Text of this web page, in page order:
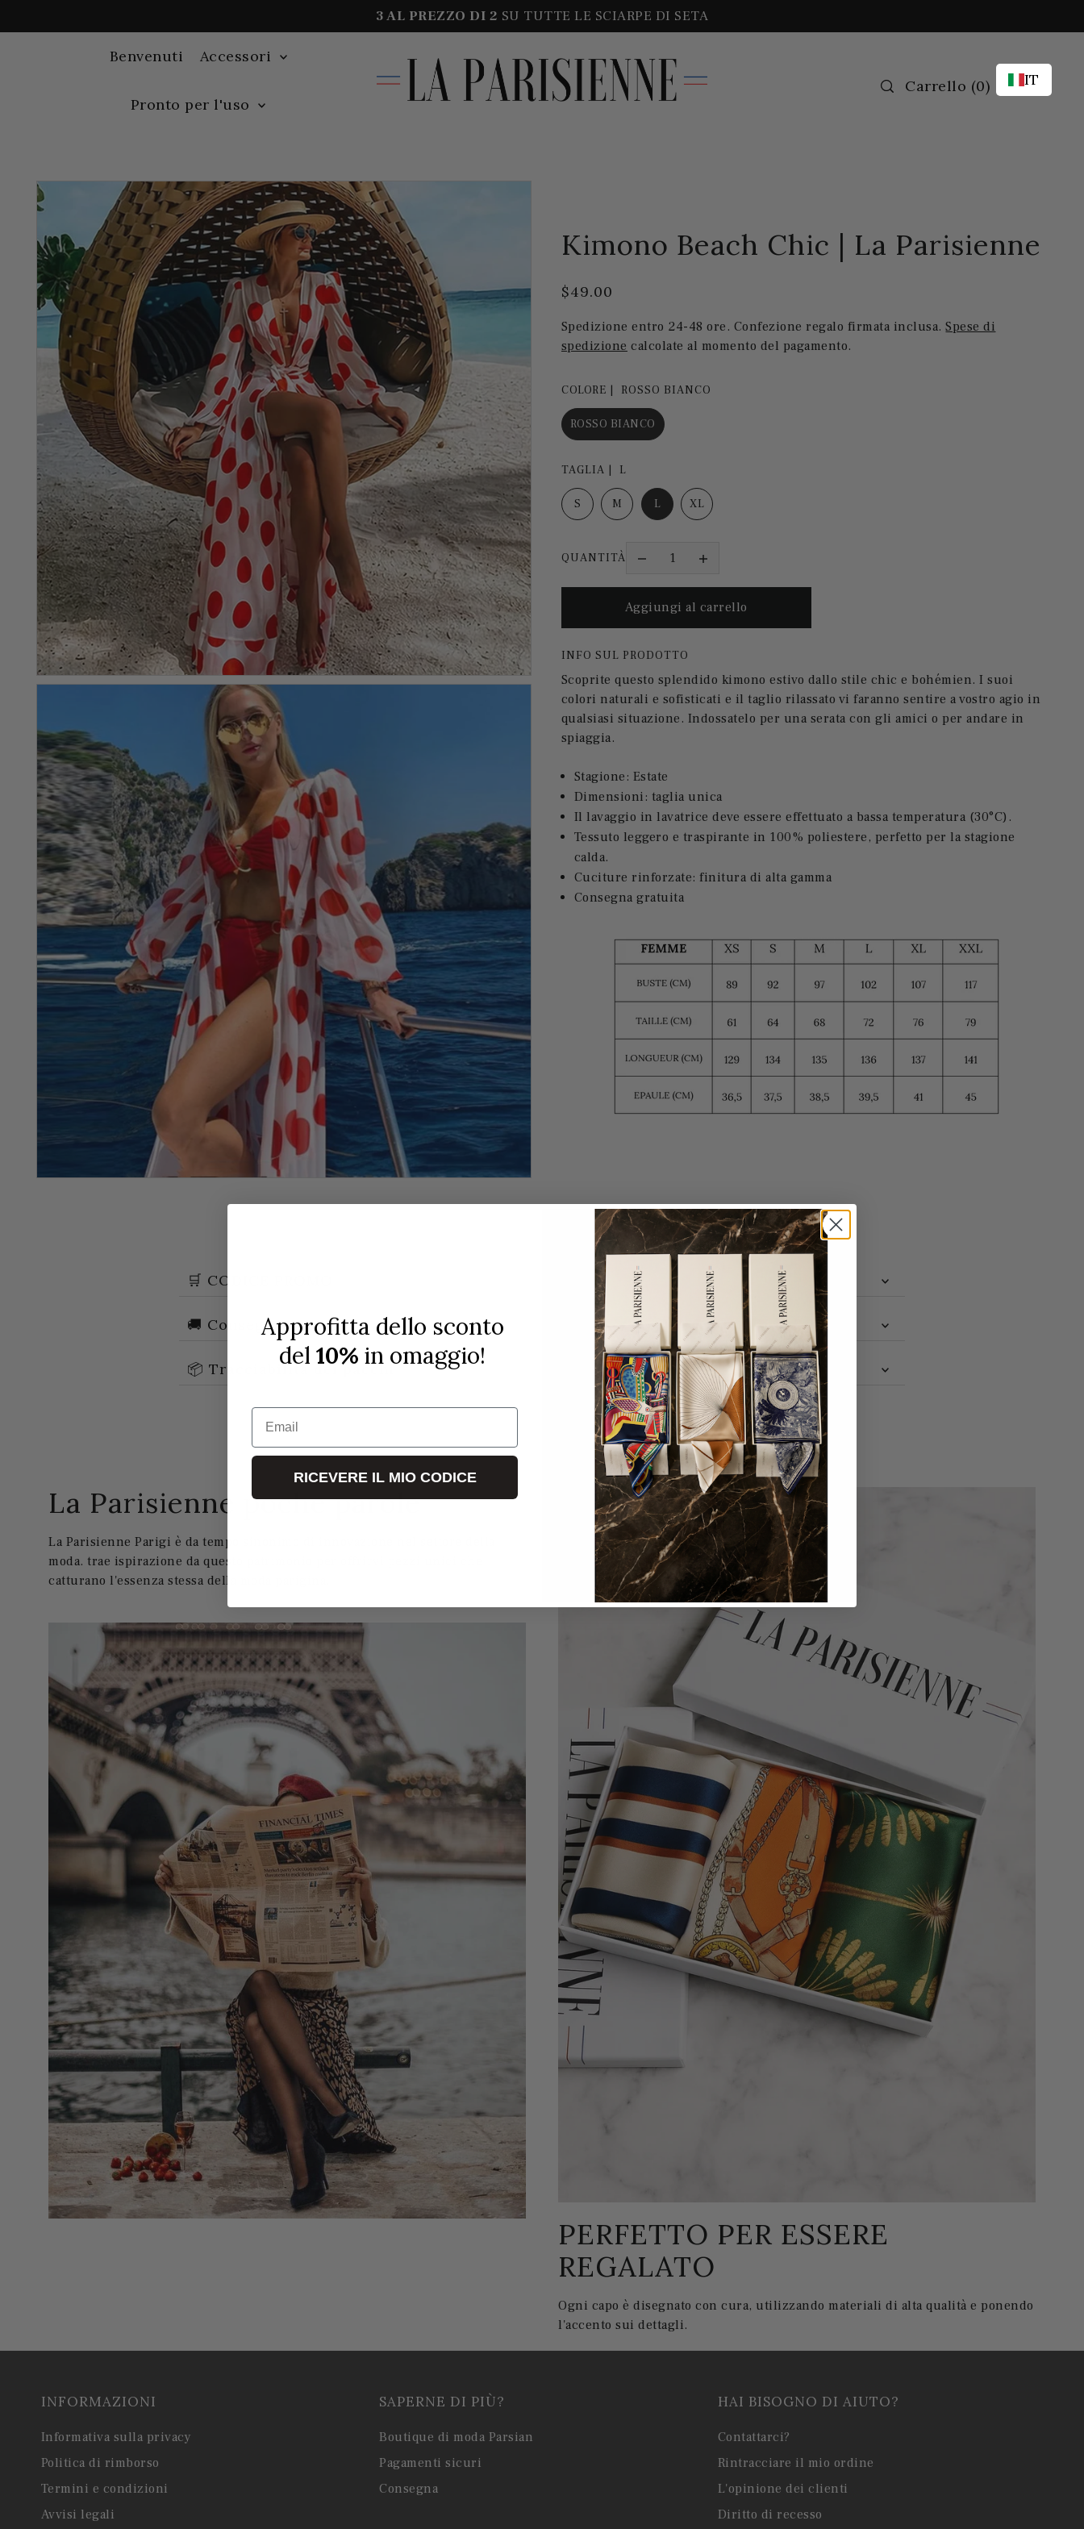
3 AL PREZZO DI 2 SU TUTTE LE SCIARPE DI SETA
Benvenuti Accessori
Pronto per l'uso
Carrello (0) IT
Kimono Beach Chic | La Parisienne
$49.00
Spedizione entro 24-48 ore. Confezione regalo firmata inclusa.Spese di
spedizione calcolate al momento del pagamento.
COLORE | ROSSO BIANCO
ROSSO BIANCO
TAGLIA | L
S M L XL
QUANTITÀ
INFO SUL PRODOTTO
Scoprite questo splendido kimono estivo dallo stile chic e bohémien. I suoi
colori naturali e sofisticati e il taglio rilassato vi faranno sentire a vostro agio in
qualsiasi situazione. Indossatelo per una serata con gli amici o per andare in
spiaggia.
Stagione: Estate
Dimensioni: taglia unica
Il lavaggio in lavatrice deve essere effettuato a bassa temperatura (30°C).
Tessuto leggero e traspirante in 100% poliestere, perfetto per la stagione
calda.
Cuciture rinforzate: finitura di alta gamma
Consegna gratuita
🛒 CODICE PROMO
🚚 Consegna
📦 Tracciabilità dei pacchi
La Parisienne poche parole
La Parisienne Parigi è da tempo sinonimo di innovazione nel settore della
moda. trae ispirazione da questo patrimonio per offrirvi pezzi unici che
catturano l'essenza stessa della moda parigina.
PERFETTO PER ESSERE
REGALATO
Ogni capo è disegnato con cura, utilizzando materiali di alta qualità e ponendo
l'accento sui dettagli.
INFORMAZIONI
Informativa sulla privacy
Politica di rimborso
Termini e condizioni
Avvisi legali
SAPERNE DI PIÙ?
Boutique di moda Parsian
Pagamenti sicuri
Consegna
HAI BISOGNO DI AIUTO?
Contattarci?
Rintracciare il mio ordine
L'opinione dei clienti
Diritto di recesso
Approfitta dello sconto
del 10% in omaggio!
Email
RICEVERE IL MIO CODICE